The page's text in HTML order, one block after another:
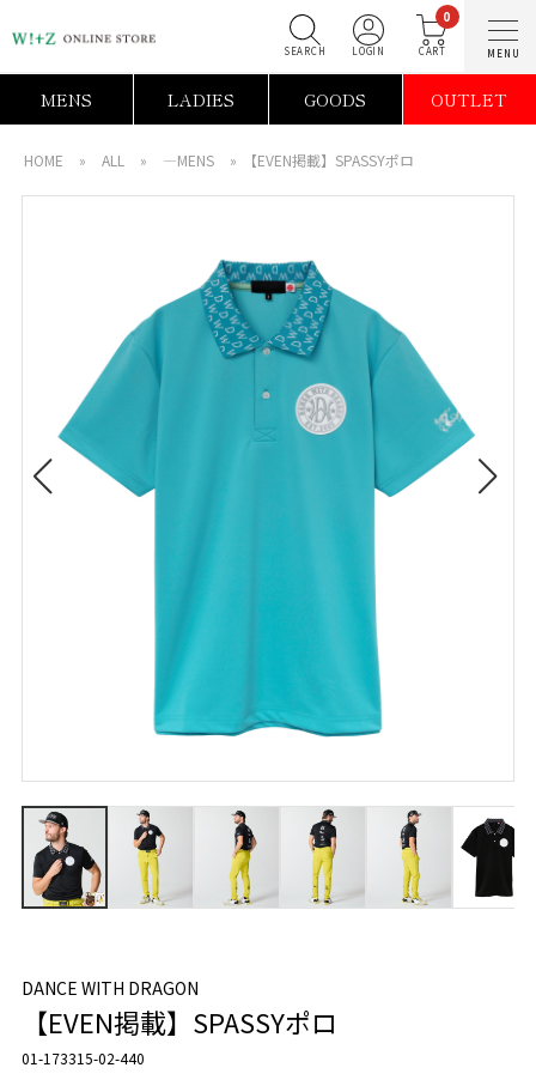
0
MENS LADIES GOODS OUTLET
HOME » ALL » ―MENS » 【EVEN掲載】SPASSYポロ
DANCE WITH DRAGON
【EVEN掲載】SPASSYポロ
01-173315-02-440